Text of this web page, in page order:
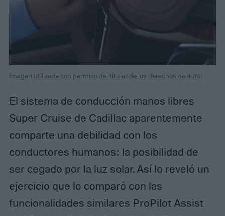
Imagen utilizada con permiso del titular de los derechos de autor
El sistema de conducción manos libres
Super Cruise de Cadillac aparentemente
comparte una debilidad con los
conductores humanos: la posibilidad de
ser cegado por la luz solar. Así lo reveló un
ejercicio que lo comparó con las
funcionalidades similares ProPilot Assist